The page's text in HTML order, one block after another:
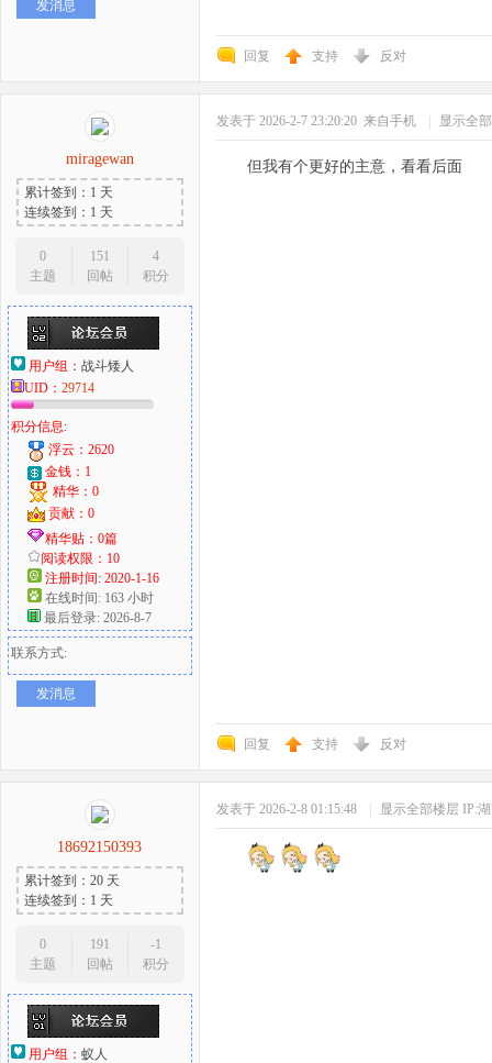
发消息
回复 支持 反对
miragewan
累计签到：1 天
连续签到：1 天
0
主题
151
回帖
4
积分
用户组： 战斗矮人
UID： 29714
积分信息:
浮云：2620
金钱：1
精华：0
贡献：0
精华贴：0篇
阅读权限：10
注册时间: 2020-1-16
在线时间: 163 小时
最后登录: 2026-8-7
联系方式:
发消息
发表于 2026-2-7 23:20:20 来自手机 显示全
但我有个更好的主意，看看后面
回复 支持 反对
18692150393
累计签到：20 天
连续签到：1 天
0
主题
191
回帖
-1
积分
用户组： 蚁人
发表于 2026-2-8 01:15:48 显示全部楼层 IP: